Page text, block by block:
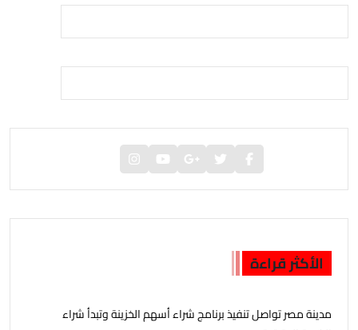
الأكثر قراءة
مدينة مصر تواصل تنفيذ برنامج شراء أسهم الخزينة وتبدأ شراء